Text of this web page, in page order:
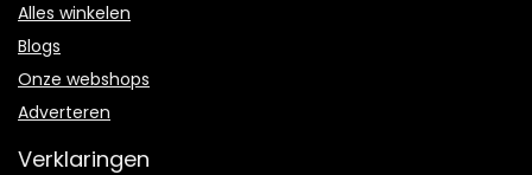
Alles winkelen
Blogs
Onze webshops
Adverteren
Verklaringen